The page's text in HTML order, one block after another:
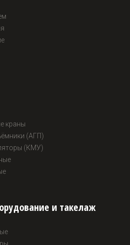
краны
(АГП)
(КМУ)
и такелаж